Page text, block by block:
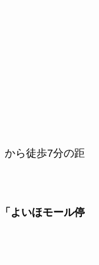
から徒歩7分の距
「よいほモール停